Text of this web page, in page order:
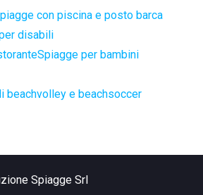
con piscina e posto barca
disabili
Spiagge per bambini
beachvolley e beachsoccer
Spiagge Srl